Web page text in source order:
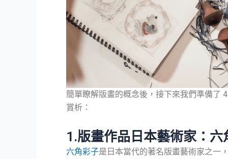
簡單瞭解版畫的概念後，接下來我們準備了
賞析：
1.版畫作品日本藝術家：
六角彩子是日本當代的著名版畫藝術家之一